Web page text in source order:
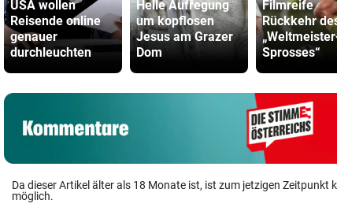
USA wollen
Reisende online
genauer
durchleuchten
Helle Aufregung
um kopflosen
Jesus am Grazer
Dom
Filmreife
Rückkehr
Sprosses“
Da dieser Artikel älter als 18 Monate ist, ist zum jetzigen Zeitpunkt
möglich.